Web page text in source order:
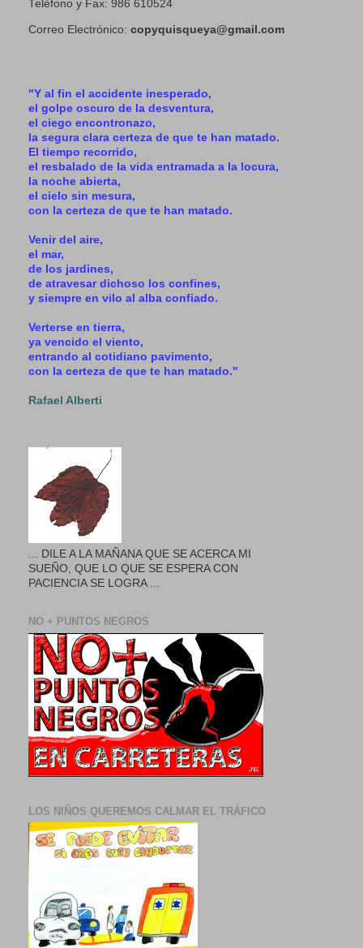
Teléfono y Fax: 986 610524
Correo Electrónico: copyquisqueya@gmail.com
"Y al fin el accidente inesperado,
el golpe oscuro de la desventura,
el ciego encontronazo,
la segura clara certeza de que te han matado.
El tiempo recorrido,
el resbalado de la vida entramada a la locura,
la noche abierta,
el cielo sin mesura,
con la certeza de que te han matado.
Venir del aire,
el mar,
de los jardines,
de atravesar dichoso los confines,
y siempre en vilo al alba confiado.
Verterse en tierra,
ya vencido el viento,
entrando al cotidiano pavimento,
con la certeza de que te han matado."
Rafael Alberti
... DILE A LA MAÑANA QUE SE ACERCA MI
SUEÑO, QUE LO QUE SE ESPERA CON
PACIENCIA SE LOGRA ...
NO + PUNTOS NEGROS
LOS NIÑOS QUEREMOS CALMAR EL TRÁFICO